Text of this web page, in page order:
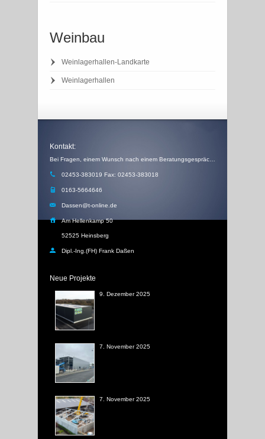
Weinbau
Weinlagerhallen-Landkarte
Weinlagerhallen
Kontakt:
02453-383019 Fax: 02453-383018
0163-5664646
Dassen@t-online.de
Am Hellenkamp 50
52525 Heinsberg
Dipl.-Ing.(FH) Frank Daßen
Neue Projekte
9. Dezember 2025
7. November 2025
7. November 2025